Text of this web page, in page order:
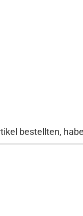
bestellten,